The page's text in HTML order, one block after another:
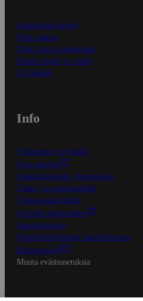
Ensitilaajan ohjeet
Näin maksat
Näin tilaat ja muokkaat
Kaikki ohjeet ja vinkit
In English
Info
S-Business yrityksille
Oiva-raportit
Osuuskauppojen yhteystiedot
Tilaus- ja toimitusehdot
Tietosuojakäytäntö
Palvelun käyttöehdot
Saavutettavuus
Mobiilisovelluksen saavutettavuus
Mainostajalle
Muuta evästeasetuksia